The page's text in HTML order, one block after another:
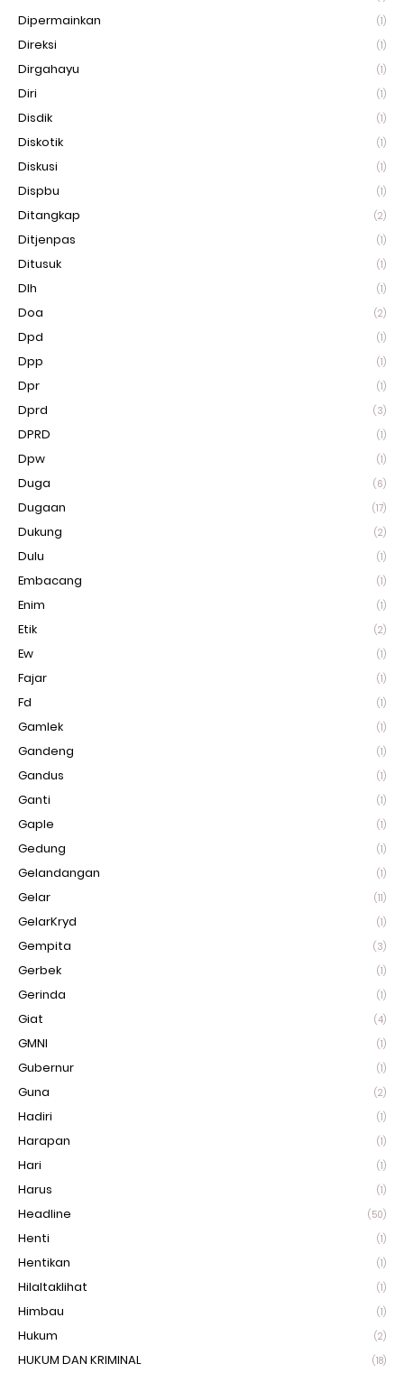
Dipermainkan (1)
Direksi (1)
Dirgahayu (1)
Diri (1)
Disdik (1)
Diskotik (1)
Diskusi (1)
Dispbu (1)
Ditangkap (2)
Ditjenpas (1)
Ditusuk (1)
Dlh (1)
Doa (2)
Dpd (1)
Dpp (1)
Dpr (1)
Dprd (3)
DPRD (1)
Dpw (1)
Duga (6)
Dugaan (17)
Dukung (2)
Dulu (1)
Embacang (1)
Enim (1)
Etik (2)
Ew (1)
Fajar (1)
Fd (1)
Gamlek (1)
Gandeng (1)
Gandus (1)
Ganti (1)
Gaple (1)
Gedung (1)
Gelandangan (1)
Gelar (11)
GelarKryd (1)
Gempita (3)
Gerbek (1)
Gerinda (1)
Giat (4)
GMNI (1)
Gubernur (1)
Guna (2)
Hadiri (1)
Harapan (1)
Hari (1)
Harus (1)
Headline (50)
Henti (1)
Hentikan (1)
Hilaltaklihat (1)
Himbau (1)
Hukum (2)
HUKUM DAN KRIMINAL (18)